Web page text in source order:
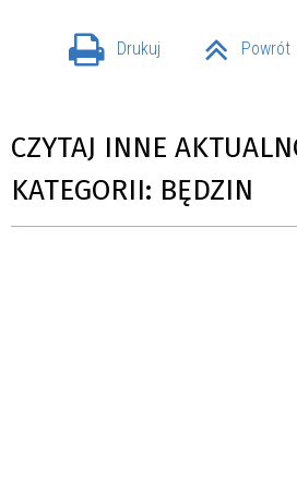
Drukuj Powrót
CZYTAJ INNE
KATEGORII: BĘDZIN